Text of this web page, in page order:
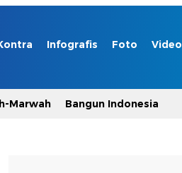
Infografis Foto Video
Marwah Bangun Indonesia